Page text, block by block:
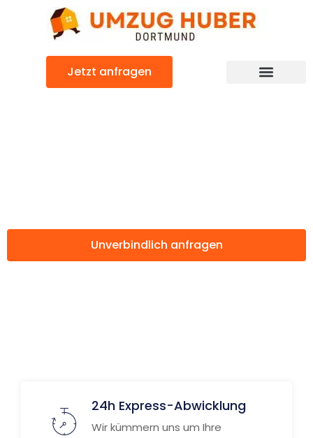
Jetzt anfragen
Unverbindlich anfragen
24h Express-Abwicklung
Wir kümmern uns um Ihre